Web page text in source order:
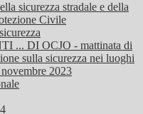
sicurezza stradale e della
Civile
... DI OCJO - mattinata di
sulla sicurezza nei luoghi
2023